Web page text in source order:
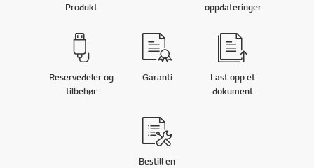
Produkt
oppdateringer
Reservedeler og
tilbehør
Garanti
Last opp et
dokument
Bestill en